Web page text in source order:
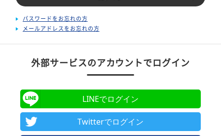
パスワードをお忘れの方
メールアドレスをお忘れの方
外部サービスのアカウントでログイン
LINEでログイン
Twitterでログイン